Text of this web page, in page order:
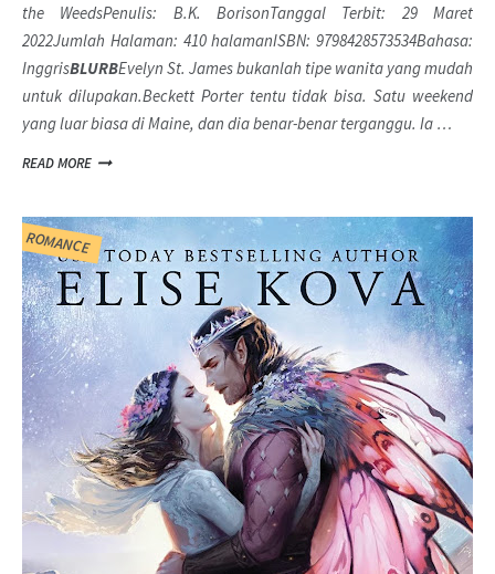
the WeedsPenulis: B.K. BorisonTanggal Terbit: 29 Maret
2022Jumlah Halaman: 410 halamanISBN: 9798428573534Bahasa:
InggrisBLURBEvelyn St. James bukanlah tipe wanita yang mudah
untuk dilupakan.Beckett Porter tentu tidak bisa. Satu weekend
yang luar biasa di Maine, dan dia benar-benar terganggu. Ia …
READ MORE
ROMANCE